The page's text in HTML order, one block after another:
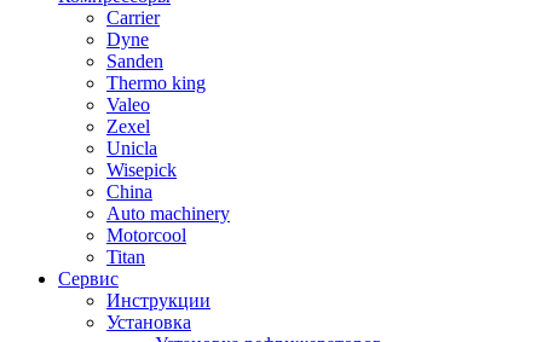
Carrier
Dyne
Sanden
Thermo king
Valeo
Zexel
Unicla
Wisepick
China
Auto machinery
Motorcool
Titan
Сервис
Инструкции
Установка